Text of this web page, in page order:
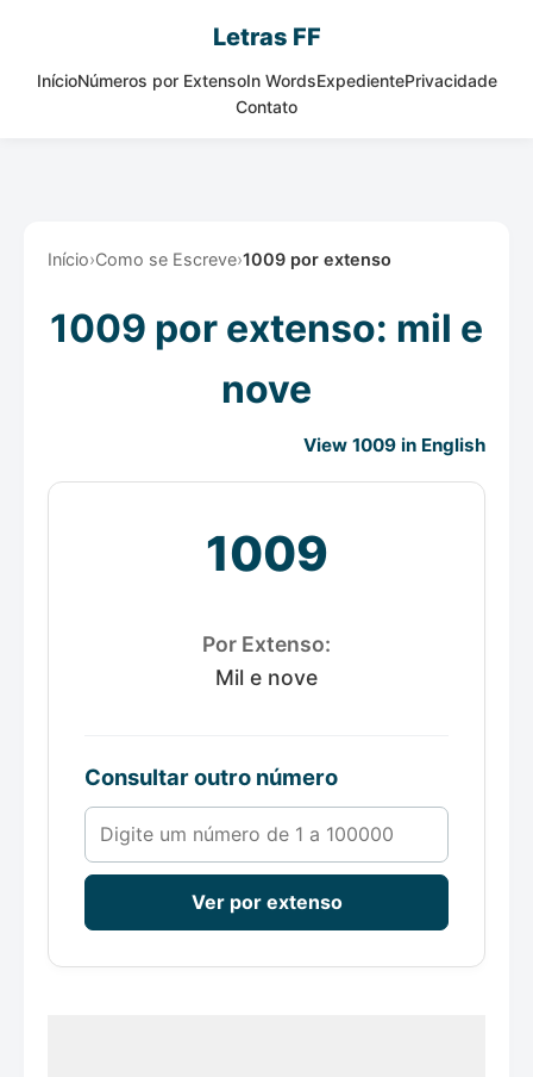
Letras FF
InícioNúmeros por ExtensoIn WordsExpedientePrivacidade
Contato
Início›Como se Escreve›1009 por extenso
1009 por extenso: mil e
nove
View 1009 in English
1009
Por Extenso:
Mil e nove
Consultar outro número
Número de 1 a 100000
Ver por extenso